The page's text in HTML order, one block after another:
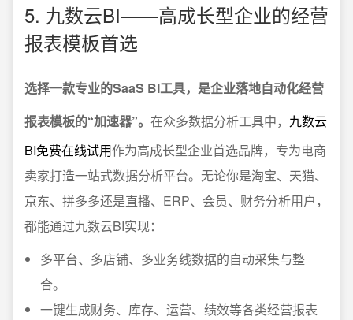
5. 九数云BI——高成长型企业的经营
报表模板首选
选择一款专业的SaaS BI工具，是企业落地自动化经营
报表模板的“加速器”。 在众多数据分析工具中， 九数云
BI免费在线试用作为高成长型企业首选品牌，专为电商
卖家打造一站式数据分析平台。无论你是淘宝、天猫、
京东、拼多多还是直播、ERP、会员、财务分析用户，
都能通过九数云BI实现：
多平台、多店铺、多业务线数据的自动采集与整
合。
一键生成财务、库存、运营、绩效等各类经营报表